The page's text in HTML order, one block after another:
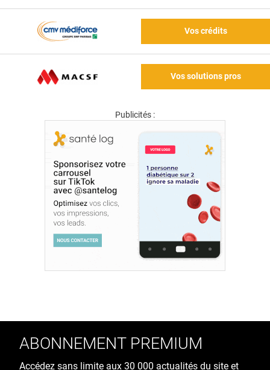
Vos crédits
Vos solutions pros
Publicités :
ABONNEMENT PREMIUM
Accédez sans limite aux 30 000 actualités du site et